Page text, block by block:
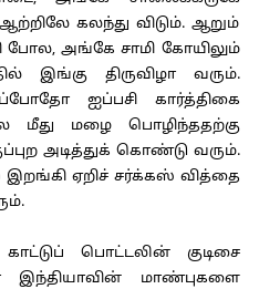
கலந்து விடும். ஆறும்
போல, அங்கே சாமி கோயிலும்
இங்கு திருவிழா வரும்.
ஐப்பசி கார்த்திகை
மீது மழை பொழிந்ததற்கு
அடித்துக் கொண்டு வரும்.
இறங்கி ஏறிச் சர்க்கஸ் வித்தை
பொட்டலின் குடிசை
இந்தியாவின் மாண்புகளை